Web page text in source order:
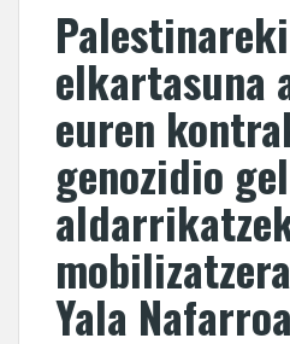
elkartasuna
euren
genozidio
Yala